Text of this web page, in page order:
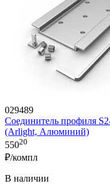
029489
Соединитель профиля
(Arlight, Алюминий)
55020
₽/компл
В наличии